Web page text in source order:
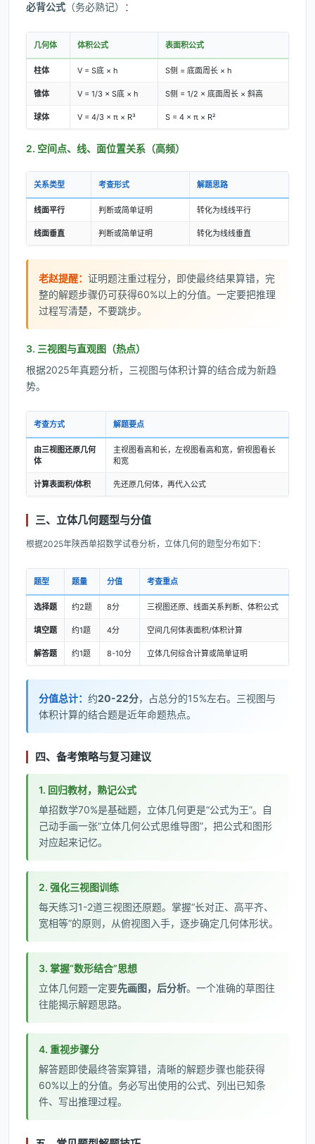
必背公式 （务必熟记）：
几何体 体积公式 表面积公式
柱体 V = S底 × h S侧 = 底面周长 × h
锥体 V = 1/3 × S底 × h S侧 = 1/2 × 底面周长 × 斜高
球体 V = 4/3 × π × R³ S = 4 × π × R²
2. 空间点、线、面位置关系（高频）
关系类型 考查形式 解题思路
线面平行 判断或简单证明 转化为线线平行
线面垂直 判断或简单证明 转化为线线垂直
老赵提醒： 证明题注重过程分，即使最终结果算错，完
整的解题步骤仍可获得60%以上的分值。一定要把推理
过程写清楚，不要跳步。
3. 三视图与直观图（热点）
根据2025年真题分析，三视图与体积计算的结合成为新趋
势。
考查方式 解题要点
由三视图还原几何
体
主视图看高和长，左视图看高和宽，俯视图看长
和宽
计算表面积/体积 先还原几何体，再代入公式
三、立体几何题型与分值
根据2025年陕西单招数学试卷分析，立体几何的题型分布如下：
题型 题量 分值 考查重点
选择题 约2题 8分 三视图还原、线面关系判断、体积公式
填空题 约1题 4分 空间几何体表面积/体积计算
解答题 约1题 8-10分 立体几何综合计算或简单证明
分值总计： 约20-22分，占总分的15%左右。三视图与
体积计算的结合题是近年命题热点。
四、备考策略与复习建议
1. 回归教材，熟记公式
单招数学70%是基础题，立体几何更是“公式为王”。自
己动手画一张“立体几何公式思维导图”，把公式和图形
对应起来记忆。
2. 强化三视图训练
每天练习1-2道三视图还原题。掌握“长对正、高平齐、
宽相等”的原则，从俯视图入手，逐步确定几何体形状。
3. 掌握“数形结合”思想
立体几何题一定要先画图，后分析。一个准确的草图往
往能揭示解题思路。
4. 重视步骤分
解答题即使最终答案算错，清晰的解题步骤也能获得
60%以上的分值。务必写出使用的公式、列出已知条
件、写出推理过程。